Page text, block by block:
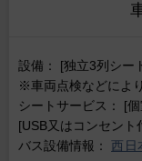
設備： [独立3列シー
※車両点検などによ
シートサービス： [
[USB又はコンセント
バス設備情報： 西日